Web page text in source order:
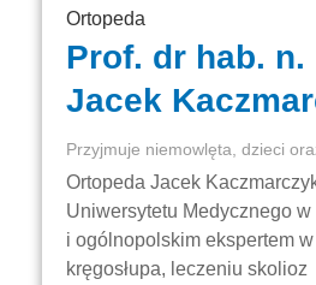
Ortopeda
Prof. dr hab. n.
Jacek
Przyjmuje niemowlęta, dzieci
Ortopeda Jacek
Uniwersytetu Medycznego
i ogólnopolskim ekspertem
kręgosłupa, leczeniu skolioz